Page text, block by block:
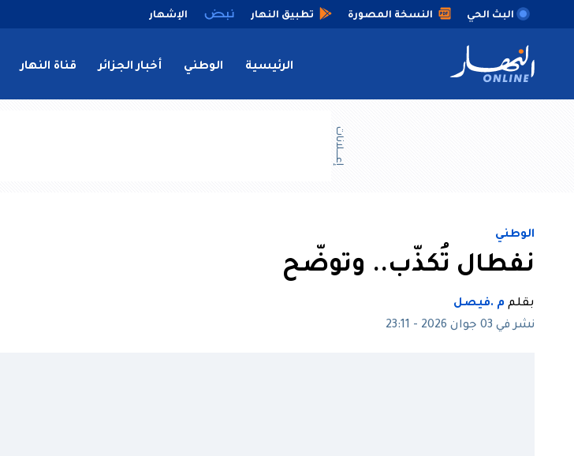
البث الحي النسخة المصورة تطبيق النهار الإشهار
الرئيسية الوطني أخبار الجزائر قناة النهار
إعــــلانات
الوطني
نفطال تُكذّب.. وتوضّح
بقلم م .فيصل
نشر في 03 جوان 2026 - 23:11